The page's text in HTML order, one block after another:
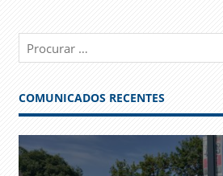
COMUNICADOS RECENTES